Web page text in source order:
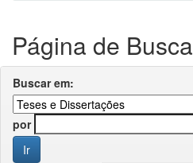
Página de Busca
Buscar em:
por